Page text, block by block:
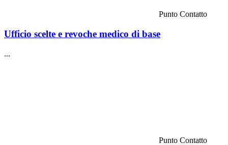
Punto Contatto
Ufficio scelte e revoche medico di base
...
Punto Contatto